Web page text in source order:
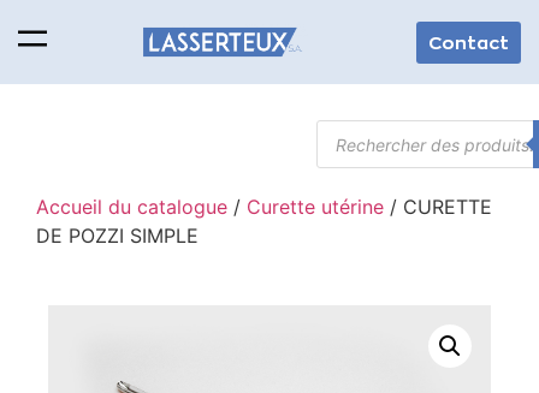
Contact
Accueil du catalogue / Curette utérine / CURETTE
DE POZZI SIMPLE